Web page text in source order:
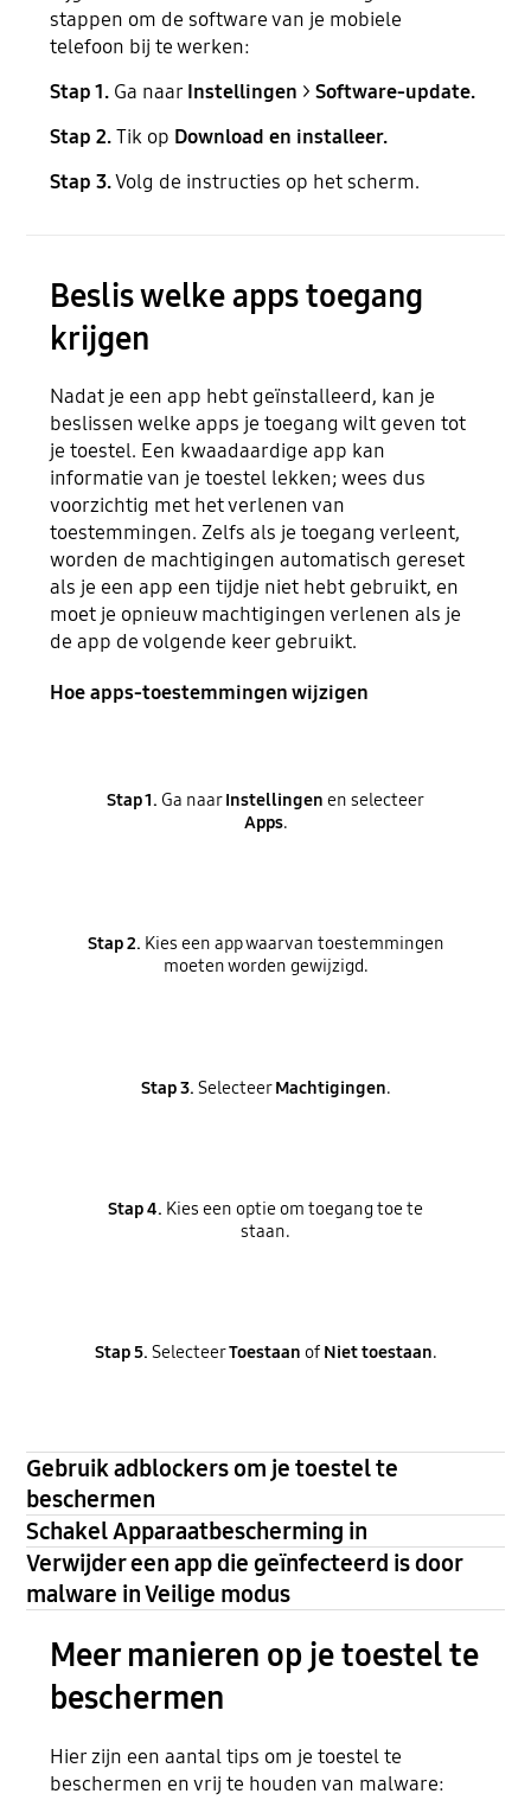
stappen om de software van je mobiele
telefoon bij te werken:
Stap 1. Ga naar Instellingen > Software-update.
Stap 2.Tik op Download en installeer.
Stap 3.Volg de instructies op het scherm.
Beslis welke apps toegang
krijgen
Nadat je een app hebt geïnstalleerd, kan je
beslissen welke apps je toegang wilt geven tot
je toestel. Een kwaadaardige app kan
informatie van je toestel lekken; wees dus
voorzichtig met het verlenen van
toestemmingen. Zelfs als je toegang verleent,
worden de machtigingen automatisch gereset
als je een app een tijdje niet hebt gebruikt, en
moet je opnieuw machtigingen verlenen als je
de app de volgende keer gebruikt.
Hoe apps-toestemmingen wijzigen
Stap 1. Ga naarInstellingen en selecteer
Apps.
Stap 2. Kies een app waarvan toestemmingen
moeten worden gewijzigd.
Stap 3. SelecteerMachtigingen.
Stap 4. Kies een optie om toegang toe te
staan.
Stap 5. SelecteerToestaan of Niet toestaan.
Gebruik adblockers om je toestel te
beschermen
Schakel Apparaatbescherming in
Verwijder een app die geïnfecteerd is door
malware in Veilige modus
Meer manieren op je toestel te
beschermen
Hier zijn een aantal tips om je toestel te
beschermen en vrij te houden van malware: